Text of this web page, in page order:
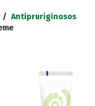
/ Antipruriginosos